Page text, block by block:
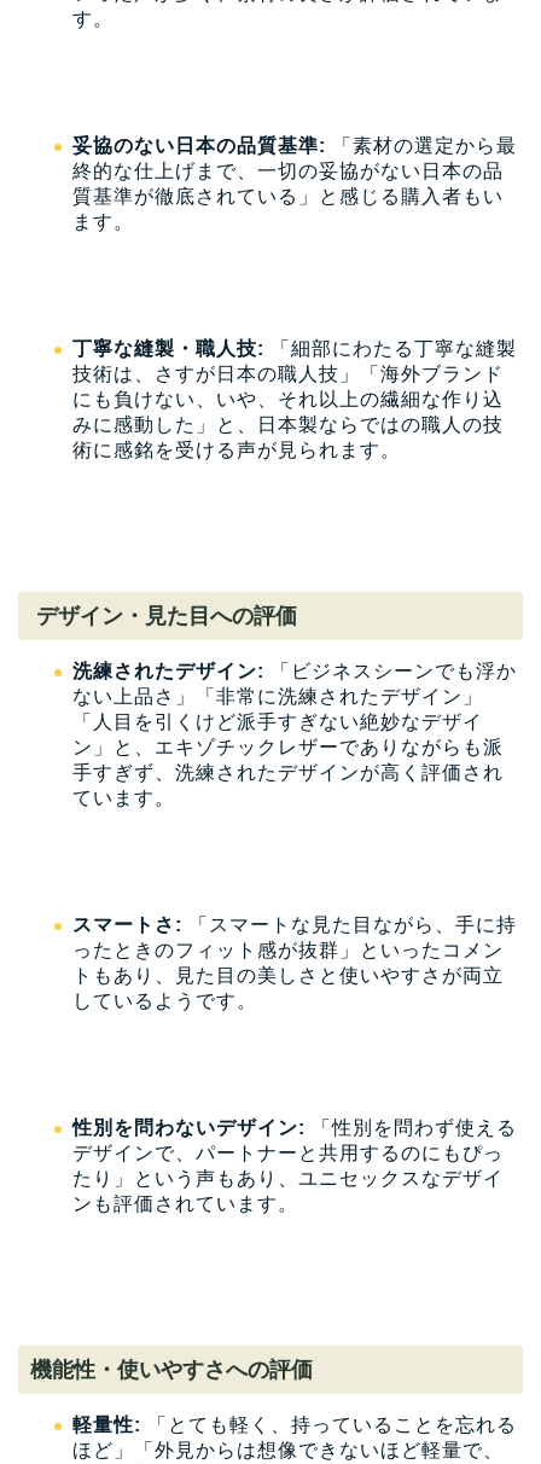
す。
妥協のない日本の品質基準:
「素材の選定から最
終的な仕上げまで、一切の妥協がない日本の品
質基準が徹底されている」と感じる購入者もい
ます。
丁寧な縫製・職人技:
「細部にわたる丁寧な縫製
技術は、さすが日本の職人技」「海外ブランド
にも負けない、いや、それ以上の繊細な作り込
みに感動した」と、日本製ならではの職人の技
術に感銘を受ける声が見られます。
デザイン・見た目への評価
洗練されたデザイン:
「ビジネスシーンでも浮か
ない上品さ」「非常に洗練されたデザイン」
「人目を引くけど派手すぎない絶妙なデザイ
ン」と、エキゾチックレザーでありながらも派
手すぎず、洗練されたデザインが高く評価され
ています。
スマートさ:
「スマートな見た目ながら、手に持
ったときのフィット感が抜群」といったコメン
トもあり、見た目の美しさと使いやすさが両立
しているようです。
性別を問わないデザイン:
「性別を問わず使える
デザインで、パートナーと共用するのにもぴっ
たり」という声もあり、ユニセックスなデザイ
ンも評価されています。
機能性・使いやすさへの評価
軽量性:
「とても軽く、持っていることを忘れる
ほど」「外見からは想像できないほど軽量で、